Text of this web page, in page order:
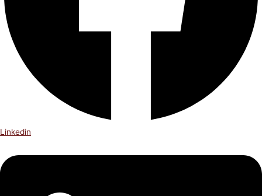
Linkedin